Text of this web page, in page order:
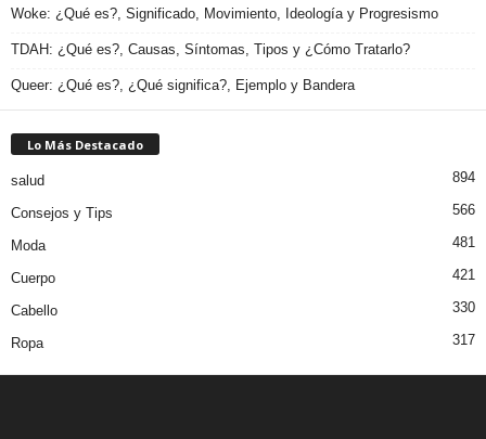
Woke: ¿Qué es?, Significado, Movimiento, Ideología y Progresismo
TDAH: ¿Qué es?, Causas, Síntomas, Tipos y ¿Cómo Tratarlo?
Queer: ¿Qué es?, ¿Qué significa?, Ejemplo y Bandera
Lo Más Destacado
salud 894
Consejos y Tips 566
Moda 481
Cuerpo 421
Cabello 330
Ropa 317